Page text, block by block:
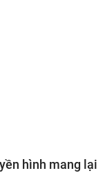
hình mang lại